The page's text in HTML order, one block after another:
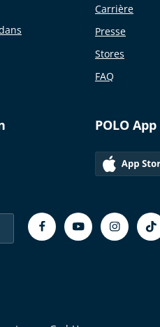
Carrière
Presse
Stores
FAQ
POLO App